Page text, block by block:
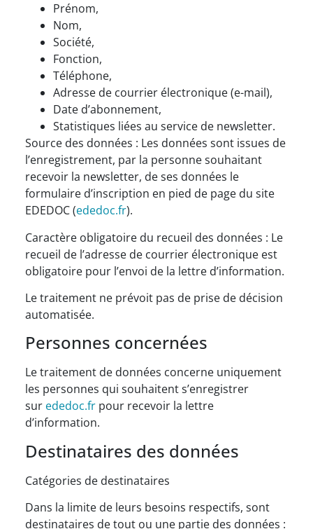
Prénom,
Nom,
Société,
Fonction,
Téléphone,
Adresse de courrier électronique (e-mail),
Date d’abonnement,
Statistiques liées au service de newsletter.
Source des données : Les données sont issues de
l’enregistrement, par la personne souhaitant
recevoir la newsletter, de ses données le
formulaire d’inscription en pied de page du site
EDEDOC (ededoc.fr).
Caractère obligatoire du recueil des données : Le
recueil de l’adresse de courrier électronique est
obligatoire pour l’envoi de la lettre d’information.
Le traitement ne prévoit pas de prise de décision
automatisée.
Personnes concernées
Le traitement de données concerne uniquement
les personnes qui souhaitent s’enregistrer
sur ededoc.frpour recevoir la lettre
d’information.
Destinataires des données
Catégories de destinataires
Dans la limite de leurs besoins respectifs, sont
destinataires de tout ou une partie des données :